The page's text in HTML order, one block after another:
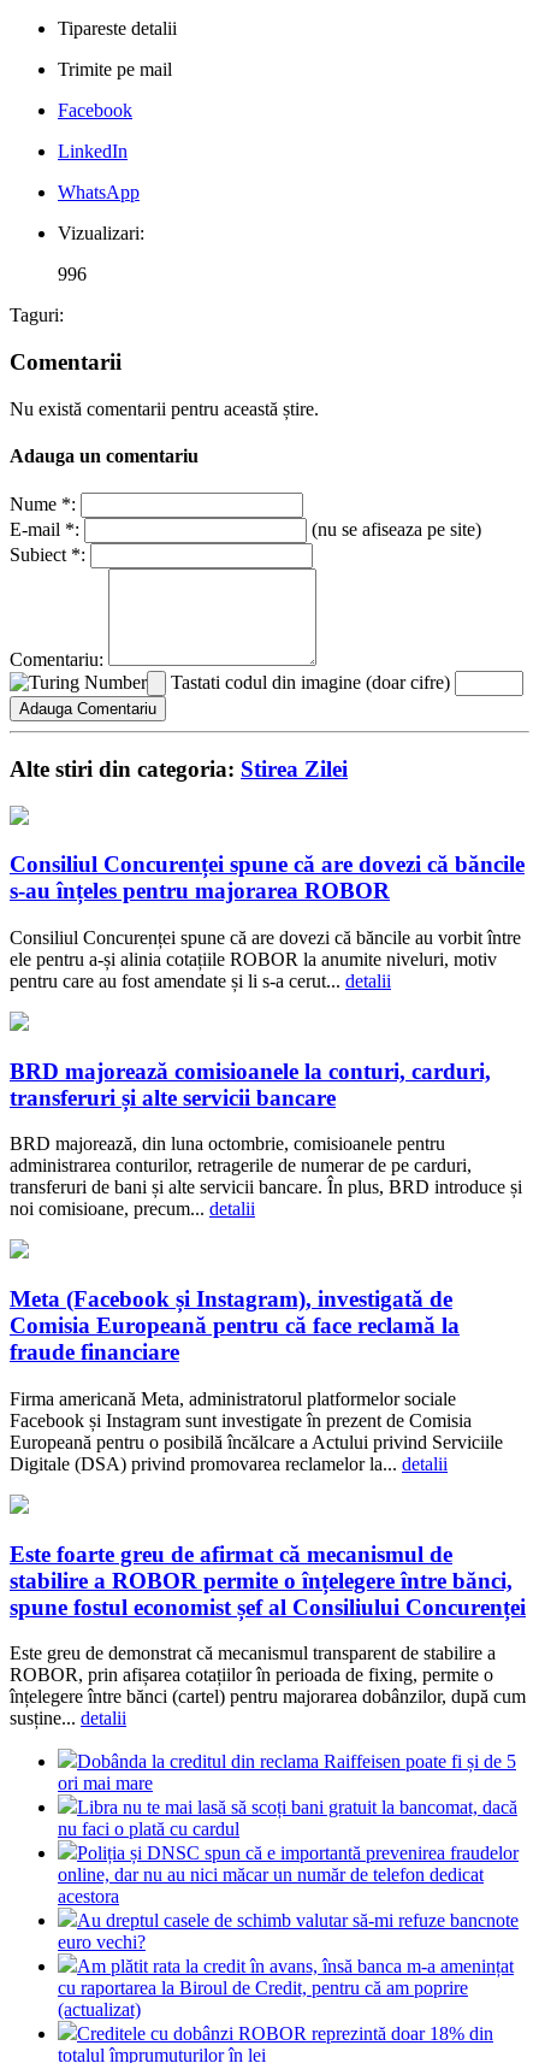
Tipareste detalii
Trimite pe mail
Facebook
LinkedIn
WhatsApp
Vizualizari:
996
Taguri:
Comentarii
Nu există comentarii pentru această știre.
Adauga un comentariu
Nume *:
E-mail *:
(nu se afiseaza pe site)
Subiect *:
Comentariu:
Tastati codul din imagine (doar cifre)
Alte stiri din categoria: Stirea Zilei
Consiliul Concurenței spune că are dovezi că băncile
s-au înțeles pentru majorarea ROBOR
Consiliul Concurenței spune că are dovezi că băncile au vorbit între
ele pentru a-și alinia cotațiile ROBOR la anumite niveluri, motiv
pentru care au fost amendate și li s-a cerut... detalii
BRD majorează comisioanele la conturi, carduri,
transferuri și alte servicii bancare
BRD majorează, din luna octombrie, comisioanele pentru
administrarea conturilor, retragerile de numerar de pe carduri,
transferuri de bani și alte servicii bancare. În plus, BRD introduce și
noi comisioane, precum... detalii
Meta (Facebook și Instagram), investigată de
Comisia Europeană pentru că face reclamă la
fraude financiare
Firma americană Meta, administratorul platformelor sociale
Facebook și Instagram sunt investigate în prezent de Comisia
Europeană pentru o posibilă încălcare a Actului privind Serviciile
Digitale (DSA) privind promovarea reclamelor la... detalii
Este foarte greu de afirmat că mecanismul de
stabilire a ROBOR permite o înțelegere între bănci,
spune fostul economist șef al Consiliului Concurenței
Este greu de demonstrat că mecanismul transparent de stabilire a
ROBOR, prin afișarea cotațiilor în perioada de fixing, permite o
înțelegere între bănci (cartel) pentru majorarea dobânzilor, după cum
susține... detalii
Dobânda la creditul din reclama Raiffeisen poate fi și de 5
ori mai mare
Libra nu te mai lasă să scoți bani gratuit la bancomat, dacă
nu faci o plată cu cardul
Poliția și DNSC spun că e importantă prevenirea fraudelor
online, dar nu au nici măcar un număr de telefon dedicat
acestora
Au dreptul casele de schimb valutar să-mi refuze bancnote
euro vechi?
Am plătit rata la credit în avans, însă banca m-a amenințat
cu raportarea la Biroul de Credit, pentru că am poprire
(actualizat)
Creditele cu dobânzi ROBOR reprezintă doar 18% din
totalul împrumuturilor în lei